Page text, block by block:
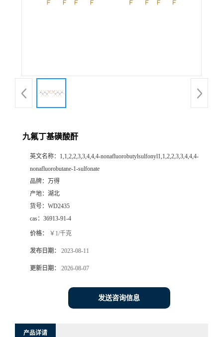
九氟丁基磺酸酐
英文名称： 1,1,2,2,3,3,4,4,4-nonafluorobutylsulfonyl1,1,2,2,3,3,4,4,4-
nonafluorobutane-1-sulfonate
品牌： 万得
产地： 湖北
货号： WD2435
cas： 36913-91-4
价格： ￥1/千克
发布日期： 2023-08-11
更新日期： 2026-08-07
发送咨询信息
产品详请